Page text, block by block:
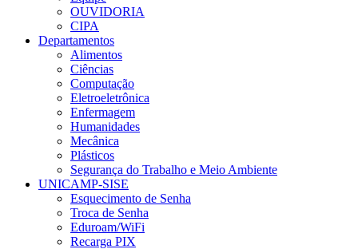
OUVIDORIA
CIPA
Departamentos
Alimentos
Ciências
Computação
Eletroeletrônica
Enfermagem
Humanidades
Mecânica
Plásticos
Segurança do Trabalho e Meio Ambiente
UNICAMP-SISE
Esquecimento de Senha
Troca de Senha
Eduroam/WiFi
Recarga PIX